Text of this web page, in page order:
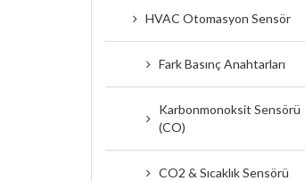
HVAC Otomasyon Sensör
Fark Basınç Anahtarları
Karbonmonoksit Sensörü
(CO)
CO2 & Sıcaklık Sensörü